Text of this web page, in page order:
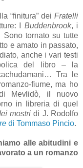
“finitura” dei Fratelli
I Buddenbrook, i
tornato su tutte
e amato in passato,
anche i vari testi
del libro – la
Tra le
fiume, ma ho
Mevlidò, il nuovo
in libreria di quel
mostridi J. Rodolfo
di Tommaso Pincio.
alle abitudini e
a un romanzo